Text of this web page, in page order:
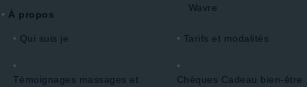
À propos
Qui suis je
Témoignages massages et
Wavre
Tarifs et modalités
Chèques Cadeau bien-être